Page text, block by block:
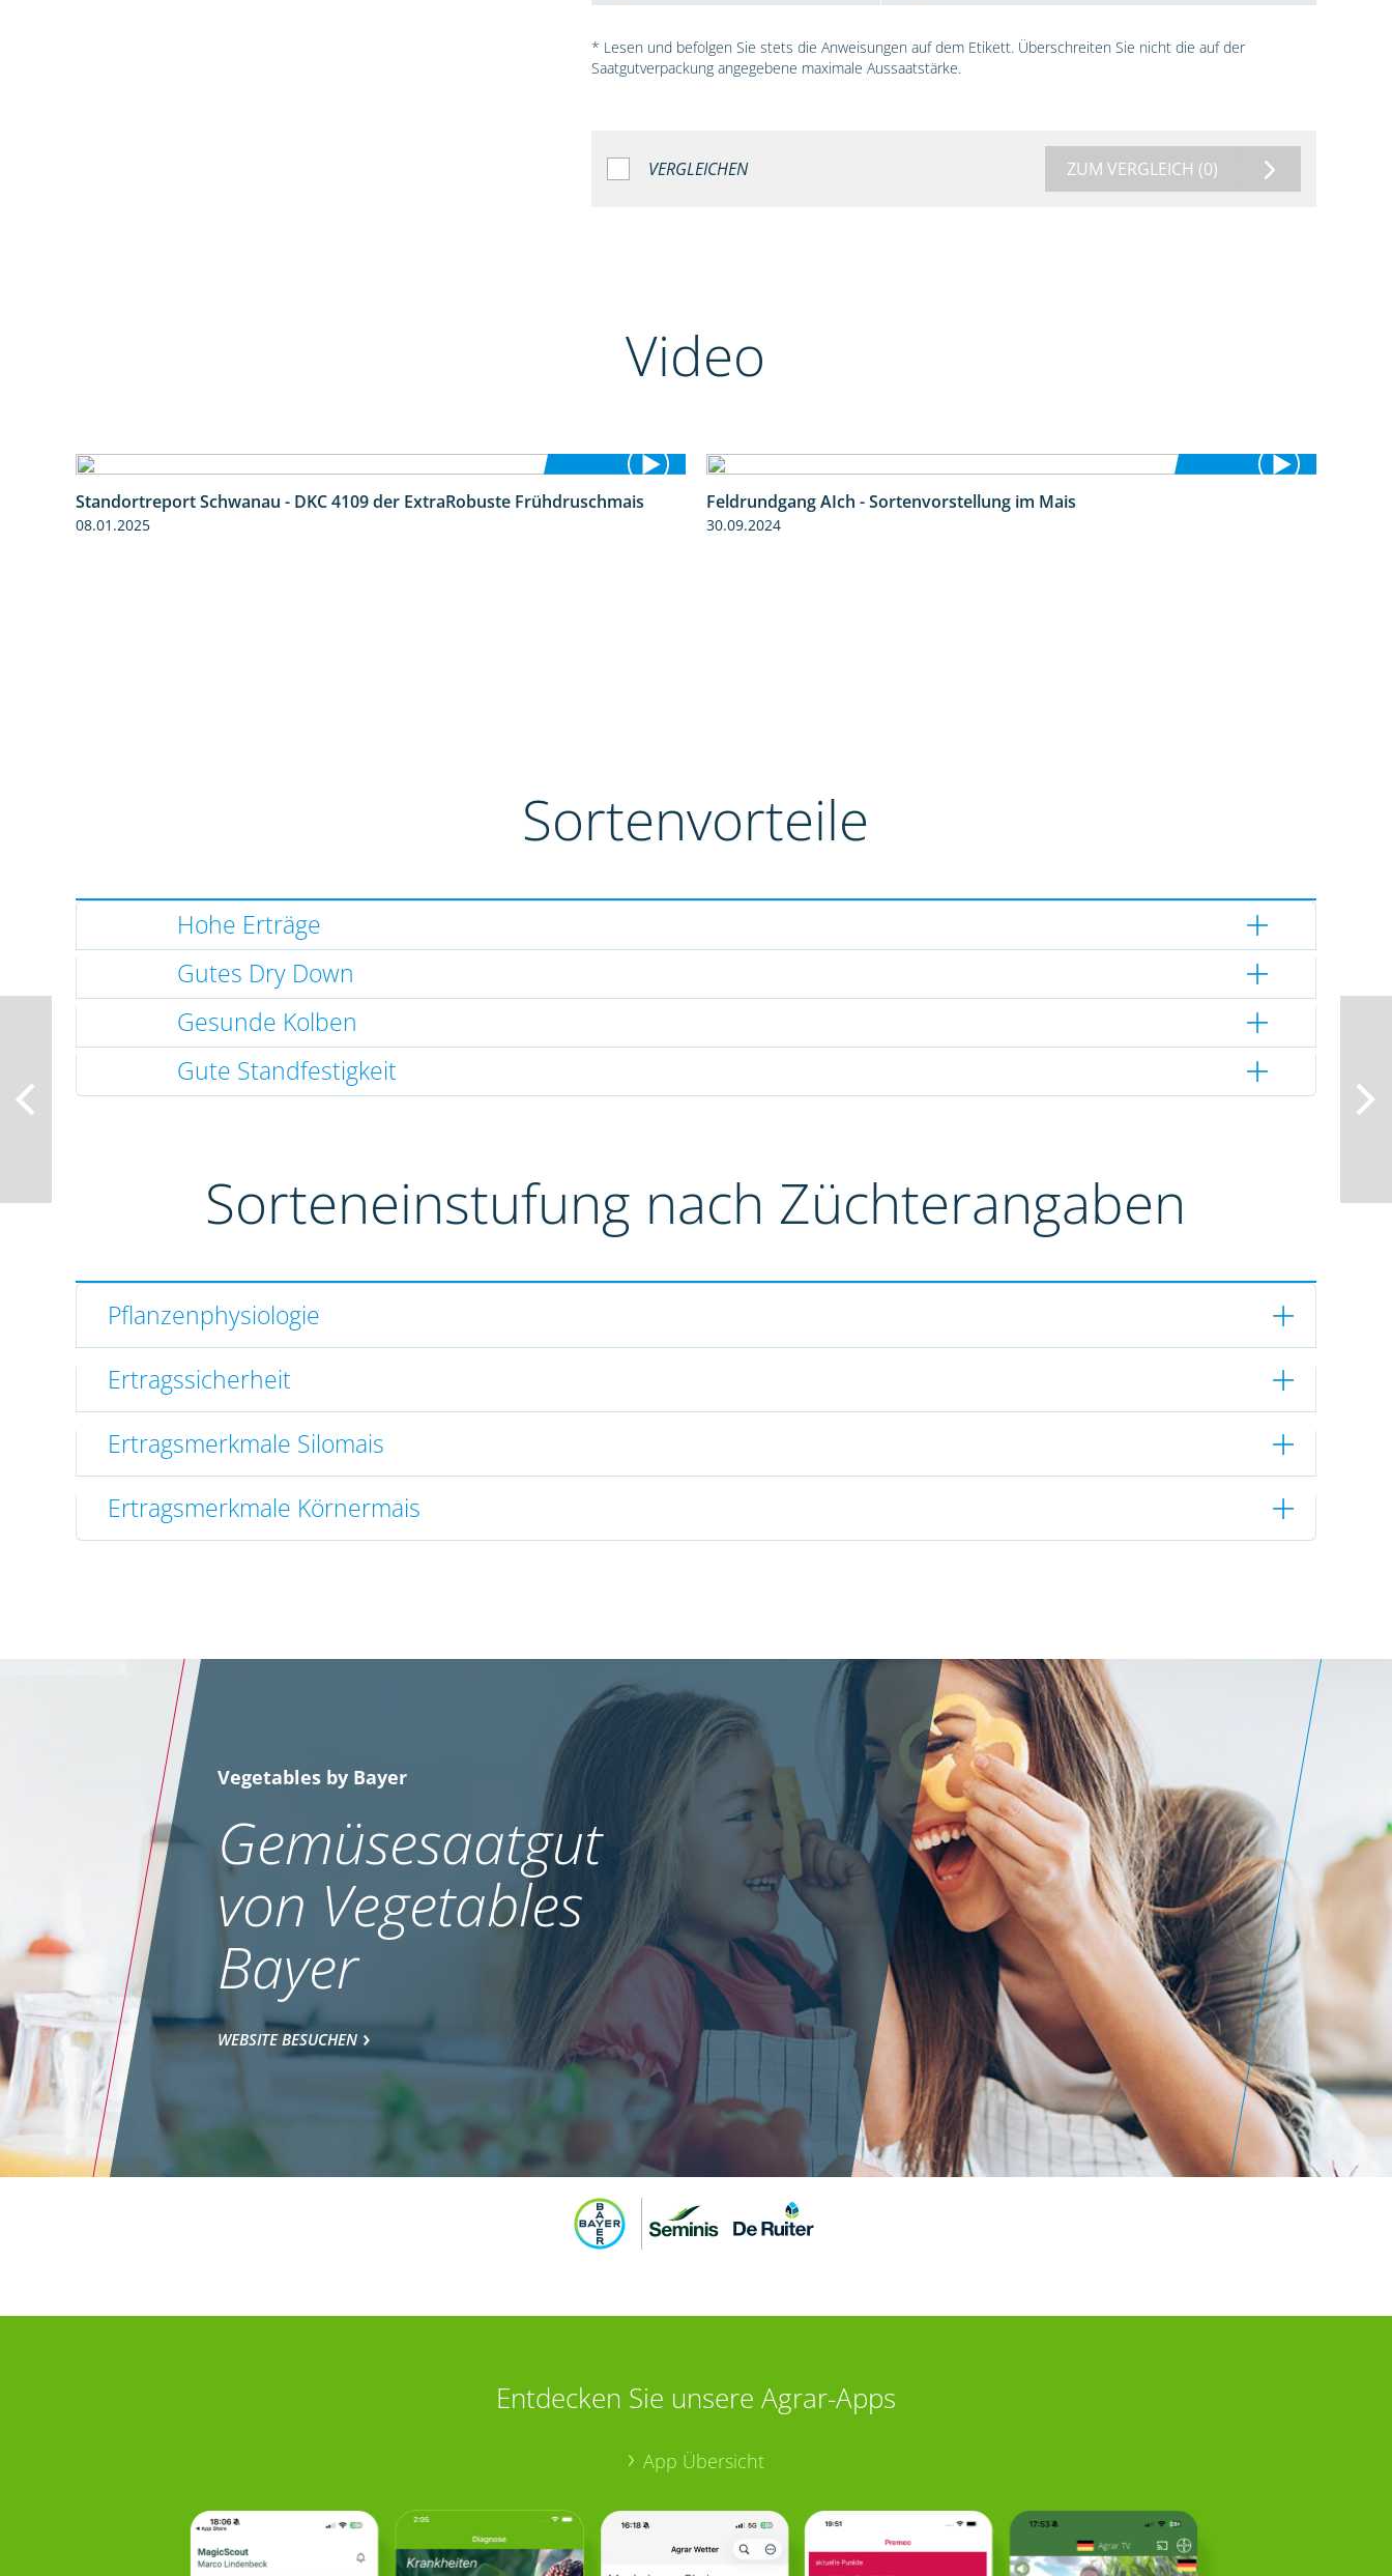
* Lesen und befolgen Sie stets die Anweisungen auf dem Etikett. Überschreiten Sie nicht die auf der
Saatgutverpackung angegebene maximale Aussaatstärke.
VERGLEICHEN ZUM VERGLEICH (0)
Video
0:46
Standortreport Schwanau - DKC 4109 der ExtraRobuste Frühdruschmais
08.01.2025
Feldrundgang AIch - Sortenvorstellung im Mais
30.09.2024
Sortenvorteile
Hohe Erträge
Gutes Dry Down
Gesunde Kolben
Gute Standfestigkeit
Sorteneinstufung nach Züchterangaben
Pflanzenphysiologie
Ertragssicherheit
Ertragsmerkmale Silomais
Ertragsmerkmale Körnermais
Vegetables by Bayer
Gemüsesaatgut
von Vegetables
Bayer
WEBSITE BESUCHEN
Entdecken Sie unsere Agrar-Apps
App Übersicht